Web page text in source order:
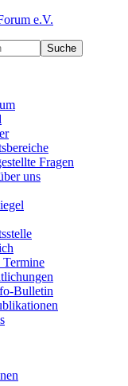
e.V.
Fragen
uns
Bulletin